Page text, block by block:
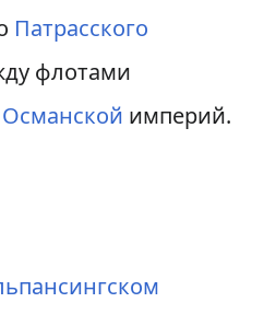
Патрасского
флотами
Османской империй.